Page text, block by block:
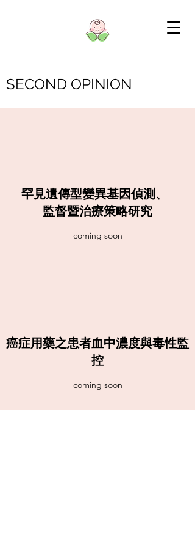
SECOND OPINION
罕見遺傳型變異基因偵測、
監督暨治療策略研究
coming soon
癌症用藥之患者血中濃度與毒性監
控
coming soon